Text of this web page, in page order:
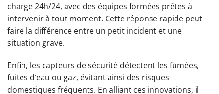
charge 24h/24, avec des équipes formées prêtes à
intervenir à tout moment. Cette réponse rapide peut
faire la différence entre un petit incident et une
situation grave.
Enfin, les capteurs de sécurité détectent les fumées,
fuites d’eau ou gaz, évitant ainsi des risques
domestiques fréquents. En alliant ces innovations, il